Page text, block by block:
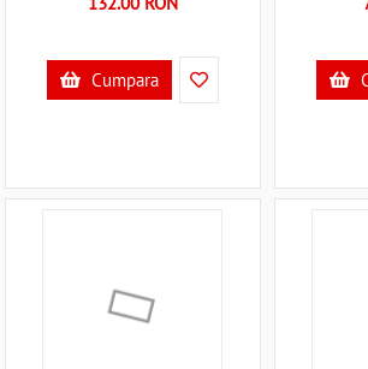
Cumpara